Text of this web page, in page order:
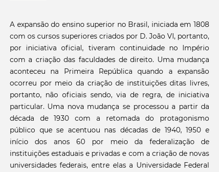
A expansão do ensino superior no Brasil, iniciada em 1808
com os cursos superiores criados por D. João VI, portanto,
por iniciativa oficial, tiveram continuidade no Império
com a criação das faculdades de direito. Uma mudança
aconteceu na Primeira República quando a expansão
ocorreu por meio da criação de instituições ditas livres,
portanto, não oficiais sendo, via de regra, de iniciativa
particular. Uma nova mudança se processou a partir da
década de 1930 com a retomada do protagonismo
público que se acentuou nas décadas de 1940, 1950 e
início dos anos 60 por meio da federalização de
instituições estaduais e privadas e com a criação de novas
universidades federais, entre elas a Universidade Federal